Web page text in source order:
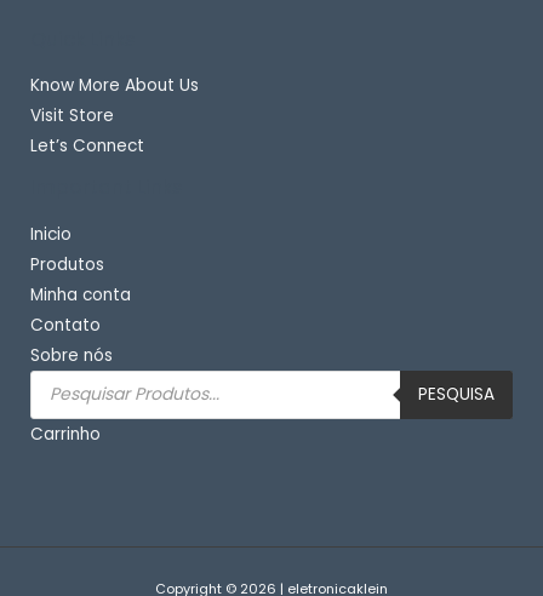
Know More About Us
Visit Store
Let’s Connect
Inicio
Produtos
Minha conta
Contato
Sobre nós
Pesquisar
produtos
PESQUISA
Carrinho
Copyright © 2026 | eletronicaklein